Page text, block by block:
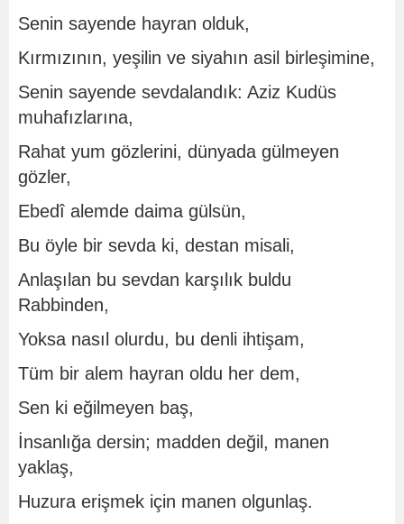
Senin sayende hayran olduk,
Kırmızının, yeşilin ve siyahın asil birleşimine,
Senin sayende sevdalandık: Aziz Kudüs
muhafızlarına,
Rahat yum gözlerini, dünyada gülmeyen
gözler,
Ebedî alemde daima gülsün,
Bu öyle bir sevda ki, destan misali,
Anlaşılan bu sevdan karşılık buldu
Rabbinden,
Yoksa nasıl olurdu, bu denli ihtişam,
Tüm bir alem hayran oldu her dem,
Sen ki eğilmeyen baş,
İnsanlığa dersin; madden değil, manen
yaklaş,
Huzura erişmek için manen olgunlaş.